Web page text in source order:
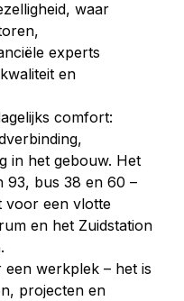
waar
experts
en
comfort:
in het gebouw. Het
93, bus 38 en 60 –
voor een vlotte
en het Zuidstation
een werkplek – het is
projecten en